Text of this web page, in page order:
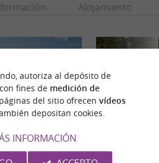
Alojamiento
autoriza al depósito de
fines de medición de
del sitio ofrecen vídeos
depositan cookies.
INFORMACIÓN